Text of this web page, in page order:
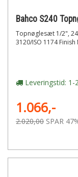
Bahco S240
Topnøglesæt 1/2",
3120/ISO 1174
Leveringstid: 1-
1.066,-
2.020,00 SPAR